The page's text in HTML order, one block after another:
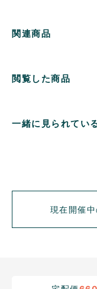
関連商品
閲覧した商品
一緒に見られてい
現在開催